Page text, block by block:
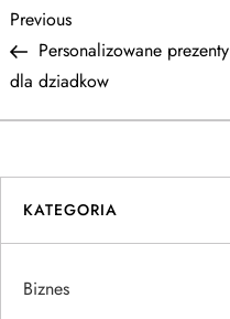
N
a
w
i
g
a
Previous
Post
Previous
Personalizowane prezenty
dla dziadkow
KATEGORIA
Biznes